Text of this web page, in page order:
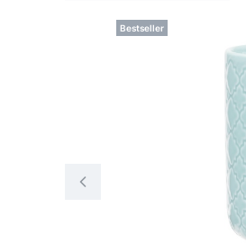
Bestseller